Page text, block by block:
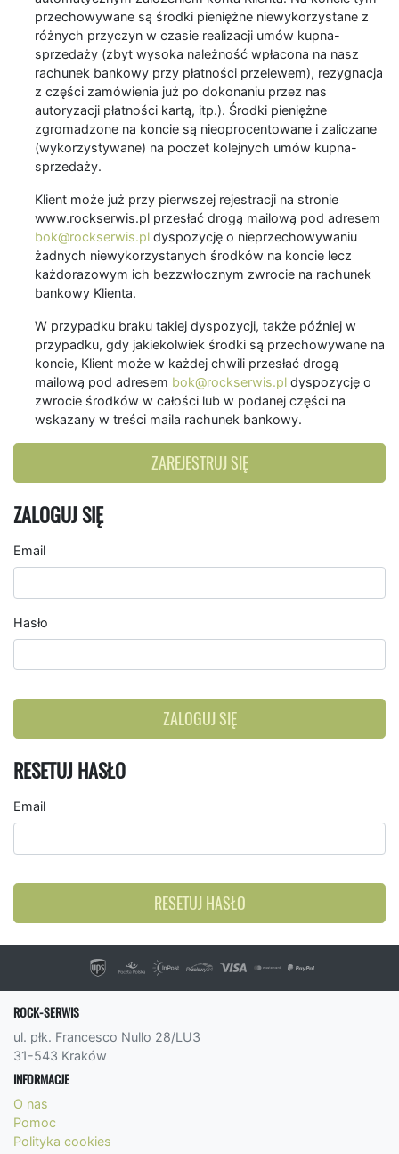
przechowywane są środki pieniężne niewykorzystane z
różnych przyczyn w czasie realizacji umów kupna-
sprzedaży (zbyt wysoka należność wpłacona na nasz
rachunek bankowy przy płatności przelewem), rezygnacja
z części zamówienia już po dokonaniu przez nas
autoryzacji płatności kartą, itp.). Środki pieniężne
zgromadzone na koncie są nieoprocentowane i zaliczane
(wykorzystywane) na poczet kolejnych umów kupna-
sprzedaży.
Klient może już przy pierwszej rejestracji na stronie
www.rockserwis.pl przesłać drogą mailową pod adresem
bok@rockserwis.pl dyspozycję o nieprzechowywaniu
żadnych niewykorzystanych środków na koncie lecz
każdorazowym ich bezzwłocznym zwrocie na rachunek
bankowy Klienta.
W przypadku braku takiej dyspozycji, także później w
przypadku, gdy jakiekolwiek środki są przechowywane na
koncie, Klient może w każdej chwili przesłać drogą
mailową pod adresem bok@rockserwis.pl dyspozycję o
zwrocie środków w całości lub w podanej części na
wskazany w treści maila rachunek bankowy.
ZAREJESTRUJ SIĘ
ZALOGUJ SIĘ
Email
Hasło
ZALOGUJ SIĘ
RESETUJ HASŁO
Email
RESETUJ HASŁO
ROCK-SERWIS
ul. płk. Francesco Nullo 28/LU3
31-543 Kraków
INFORMACJE
O nas
Pomoc
Polityka cookies